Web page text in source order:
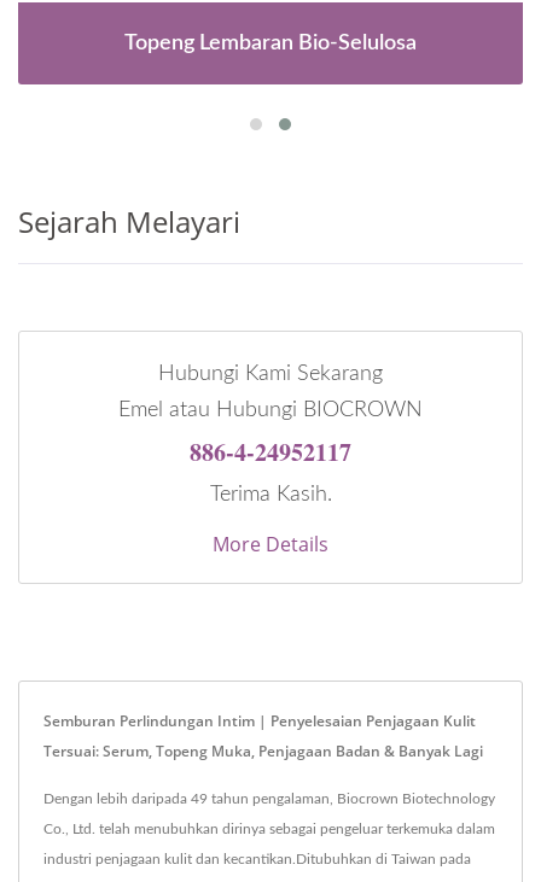
Topeng Lembaran Bio-Selulosa
Sejarah Melayari
Hubungi Kami Sekarang
Emel atau Hubungi BIOCROWN
886-4-24952117
Terima Kasih.
More Details
Semburan Perlindungan Intim | Penyelesaian Penjagaan Kulit
Tersuai: Serum, Topeng Muka, Penjagaan Badan & Banyak Lagi
Dengan lebih daripada 49 tahun pengalaman, Biocrown Biotechnology
Co., Ltd. telah menubuhkan dirinya sebagai pengeluar terkemuka dalam
industri penjagaan kulit dan kecantikan.Ditubuhkan di Taiwan pada